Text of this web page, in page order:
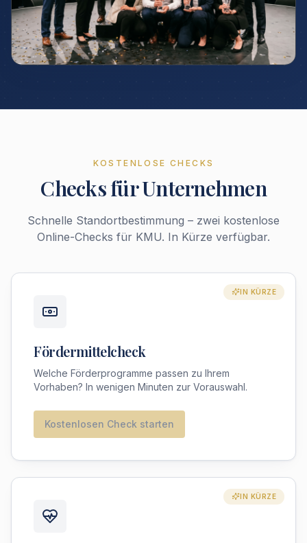
KOSTENLOSE CHECKS
Checks für Unternehmen
Schnelle Standortbestimmung – zwei kostenlose
Online-Checks für KMU. In Kürze verfügbar.
IN KÜRZE
Fördermittelcheck
Welche Förderprogramme passen zu Ihrem
Vorhaben? In wenigen Minuten zur Vorauswahl.
Kostenlosen Check starten
IN KÜRZE